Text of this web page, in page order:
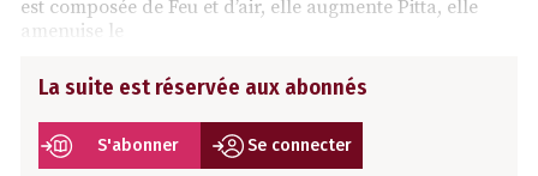
est composée de Feu et d’air, elle augmente Pitta, elle
amenuise le
La suite est réservée aux abonnés
S'abonner Se connecter